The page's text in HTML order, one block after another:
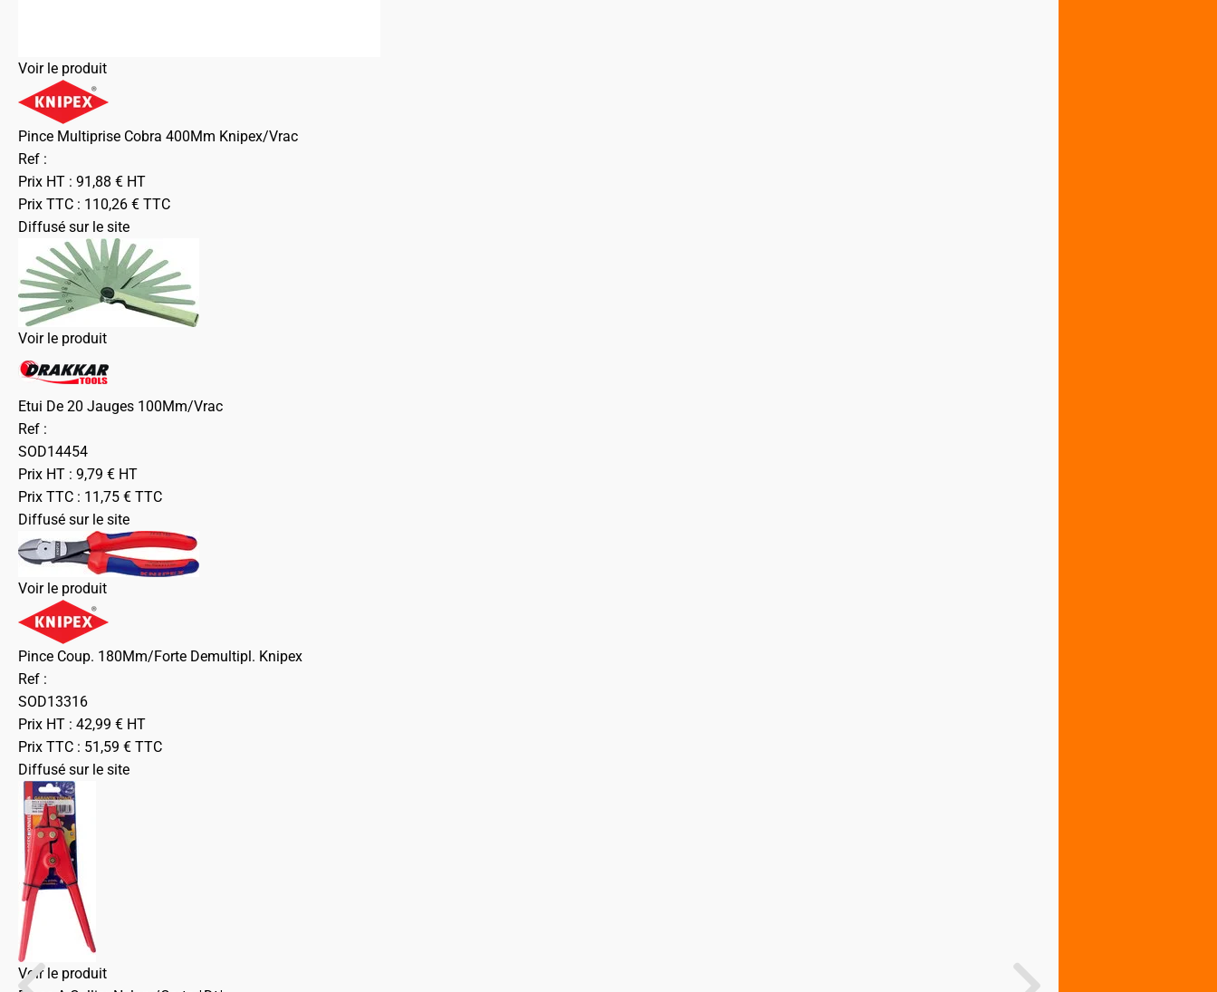
Voir le produit
Pince Multiprise Cobra 400Mm Knipex/Vrac
Ref :
Prix HT : 91,88 € HT
Prix TTC : 110,26 € TTC
Diffusé sur le site
Voir le produit
Etui De 20 Jauges 100Mm/Vrac
Ref :
SOD14454
Prix HT : 9,79 € HT
Prix TTC : 11,75 € TTC
Diffusé sur le site
Voir le produit
Pince Coup. 180Mm/Forte Demultipl. Knipex
Ref :
SOD13316
Prix HT : 42,99 € HT
Prix TTC : 51,59 € TTC
Diffusé sur le site
Voir le produit